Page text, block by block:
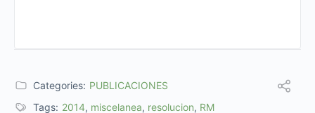
Categories: PUBLICACIONES
Tags: 2014, miscelanea, resolucion, RM